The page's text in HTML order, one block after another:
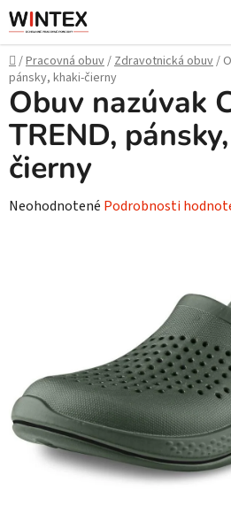
Prejsť
na
obsah
Domov
/Pracovná obuv/Zdravotnická obuv/
pánsky, khaki-čierny
Obuv nazúvak
TREND,
čierny
Priemerné
hviezdičiek.
Neohodnotené Podrobnosti